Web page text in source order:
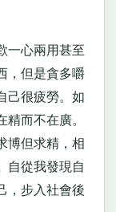
心兩用甚至
，但是貪多嚼
己很疲勞。如
而不在廣。
博但求精，相
自從我發現自
，步入社會後